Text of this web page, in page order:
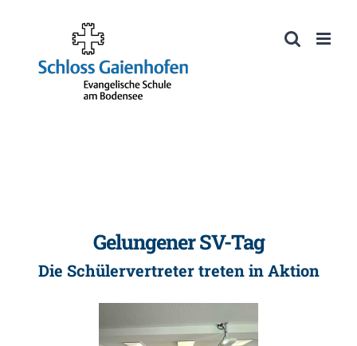
Werkzeugleiste öffnen
springen
Gelungener SV-Tag
Die Schülervertreter treten in Aktion